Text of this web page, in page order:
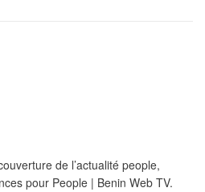
de l’actualité people,
pour People | Benin Web TV.